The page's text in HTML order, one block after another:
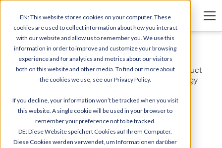
EN: This website stores cookies on your computer. These
cookies are used to collect information about how you interact
with our website and allow us to remember you. We use this
information in order to improve and customize your browsing
experience and for analytics and metrics about our visitors
both on this website and other media. To find out more about
the cookies we use, see our Privacy Policy.
If you decline, your information won’t be tracked when you visit
this website. A single cookie will be used in your browser to
remember your preference not to be tracked.
DE: Diese Website speichert Cookies auf Ihrem Computer.
Diese Cookies werden verwendet, um Informationen darüber
exnaton BLOG
Discover how the energy world is changing: product
updates, market insights, the future of the energy
AI